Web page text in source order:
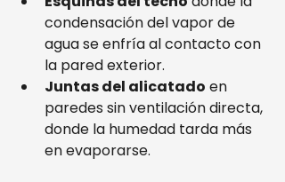
condensación del vapor de
agua se enfría al contacto con
la pared exterior.
Juntas del alicatado en
paredes sin ventilación directa,
donde la humedad tarda más
en evaporarse.